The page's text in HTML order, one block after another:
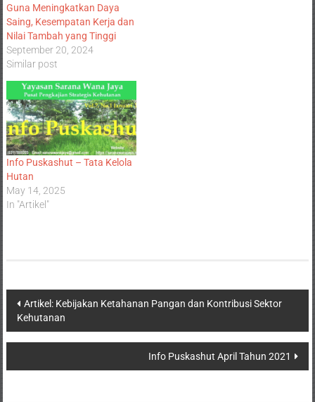
Guna Meningkatkan Daya
Saing, Kesempatan Kerja dan
Nilai Tambah yang Tinggi
September 20, 2024
Similar post
Info Puskashut – Tata Kelola
Hutan
May 14, 2025
In "Artikel"
Artikel: Kebijakan Ketahanan Pangan dan Kontribusi Sektor
Kehutanan
Info Puskashut April Tahun 2021